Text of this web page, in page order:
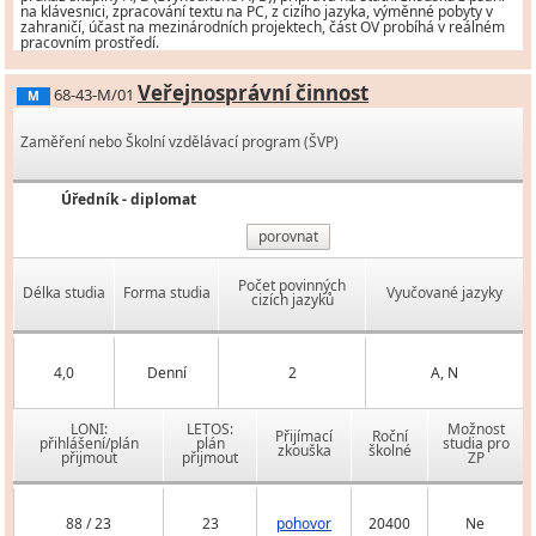
na klávesnici, zpracování textu na PC, z cizího jazyka, výměnné pobyty v
zahraničí, účast na mezinárodních projektech, část OV probíhá v reálném
pracovním prostředí.
M 68-43-M/01 Veřejnosprávní činnost
Zaměření nebo Školní vzdělávací program (ŠVP)
Úředník - diplomat
porovnat
Délka studia Forma studia Počet povinných
cizích jazyků Vyučované jazyky
4,0 Denní 2 A, N
LONI:
přihlášení/plán
přijmout
LETOS:
plán
přijmout
Přijímací
zkouška
Roční
školné
Možnost
studia pro
ZP
88 / 23 23 pohovor 20400 Ne